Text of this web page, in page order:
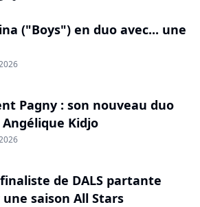
("Boys") en duo avec... une
Pagny : son nouveau duo
Angélique Kidjo
de DALS partante
saison All Stars